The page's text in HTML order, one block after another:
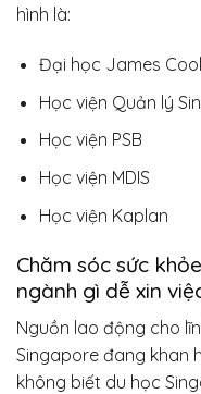
hình là:
Đại học James
Học viện Quản lý
Học viện PSB
Học viện MDIS
Học viện Kaplan
Chăm sóc sức
ngành gì dễ xin
Nguồn lao động cho
Singapore đang khan
không biết du học